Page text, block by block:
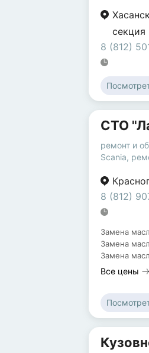
8 (812)
СТО
ремонт и
Scania,
8 (812)
Замена
Замена
Замена
Все цены